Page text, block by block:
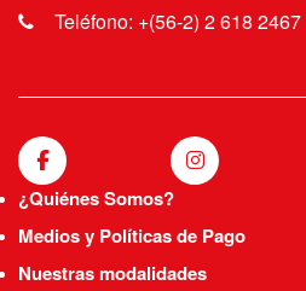
Teléfono: +(56-2) 2 618 2467
¿Quiénes Somos?
Medios y Políticas de Pago
Nuestras modalidades